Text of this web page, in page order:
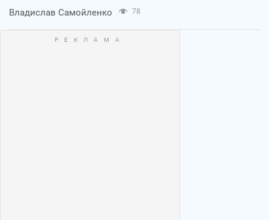
Владислав Самойленко 78